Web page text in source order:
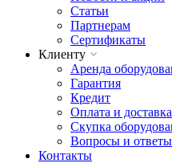
Статьи
Партнерам
Сертификаты
Клиенту
Аренда
Гарантия
Кредит
Оплата и доставка
Скупка
Вопросы и ответы
Контакты